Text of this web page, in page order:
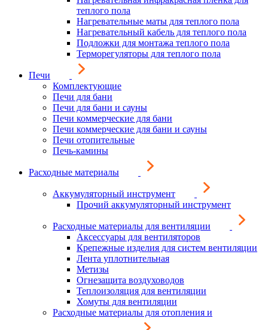
теплого пола
Нагревательные маты для теплого пола
Нагревательный кабель для теплого пола
Подложки для монтажа теплого пола
Терморегуляторы для теплого пола
Печи
Комплектующие
Печи для бани
Печи для бани и сауны
Печи коммерческие для бани
Печи коммерческие для бани и сауны
Печи отопительные
Печь-камины
Расходные материалы
Аккумуляторный инструмент
Прочий аккумуляторный инструмент
Расходные материалы для вентиляции
Аксессуары для вентиляторов
Крепежные изделия для систем вентиляции
Лента уплотнительная
Метизы
Огнезащита воздуховодов
Теплоизоляция для вентиляции
Хомуты для вентиляции
Расходные материалы для отопления и